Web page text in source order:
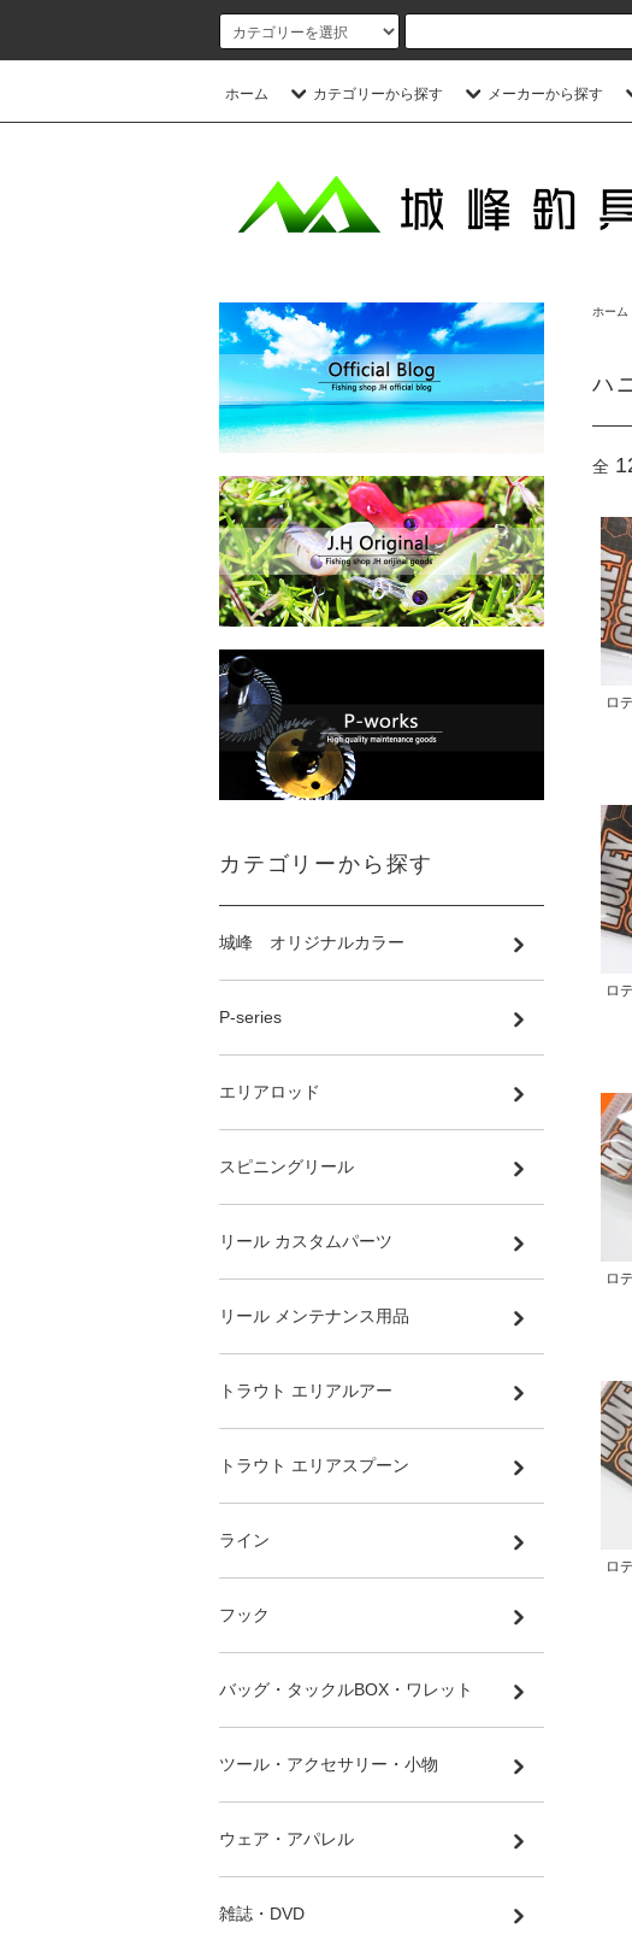
ホーム カテゴリーから探す メーカーから探す
ホーム
ハ
全
ロ
ロ
ロ
ロ
カテゴリーから探す
城峰 オリジナルカラー
P-series
エリアロッド
スピニングリール
リール カスタムパーツ
リール メンテナンス用品
トラウト エリアルアー
トラウト エリアスプーン
ライン
フック
バッグ・タックルBOX・ワレット
ツール・アクセサリー・小物
ウェア・アパレル
雑誌・DVD